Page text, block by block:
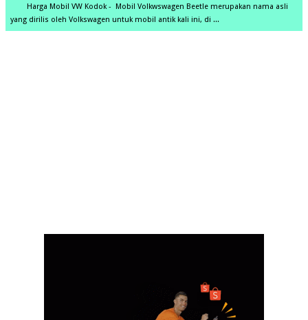
Harga Mobil VW Kodok - Mobil Volkwswagen Beetle merupakan nama asli
yang dirilis oleh Volkswagen untuk mobil antik kali ini, di ...